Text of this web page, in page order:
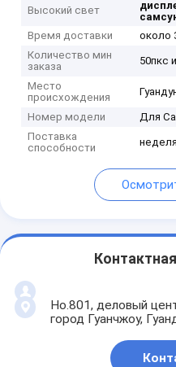
Высокий свет
Время доставки
около
Количество мин
заказа
50пкс
Место
происхождения
Номер модели
Для
Поставка
способности
Но.801, деловый
город Гуанчжоу,